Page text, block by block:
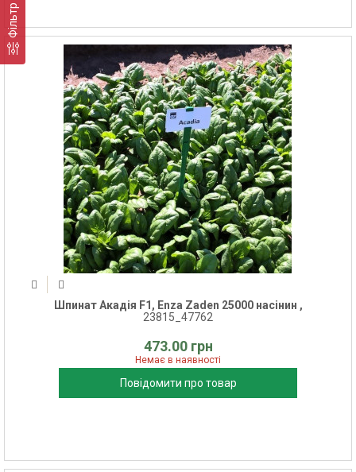
Фільтр
Шпинат Акадія F1, Enza Zaden 25000 насінин ,
23815_47762
473.00 грн
Немає в наявності
Повідомити про товар